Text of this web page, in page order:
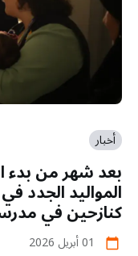
أخبار
بعد شهر من بدء
المواليد الجدد
كنازحين في
calendar_today 01 أبريل 2026